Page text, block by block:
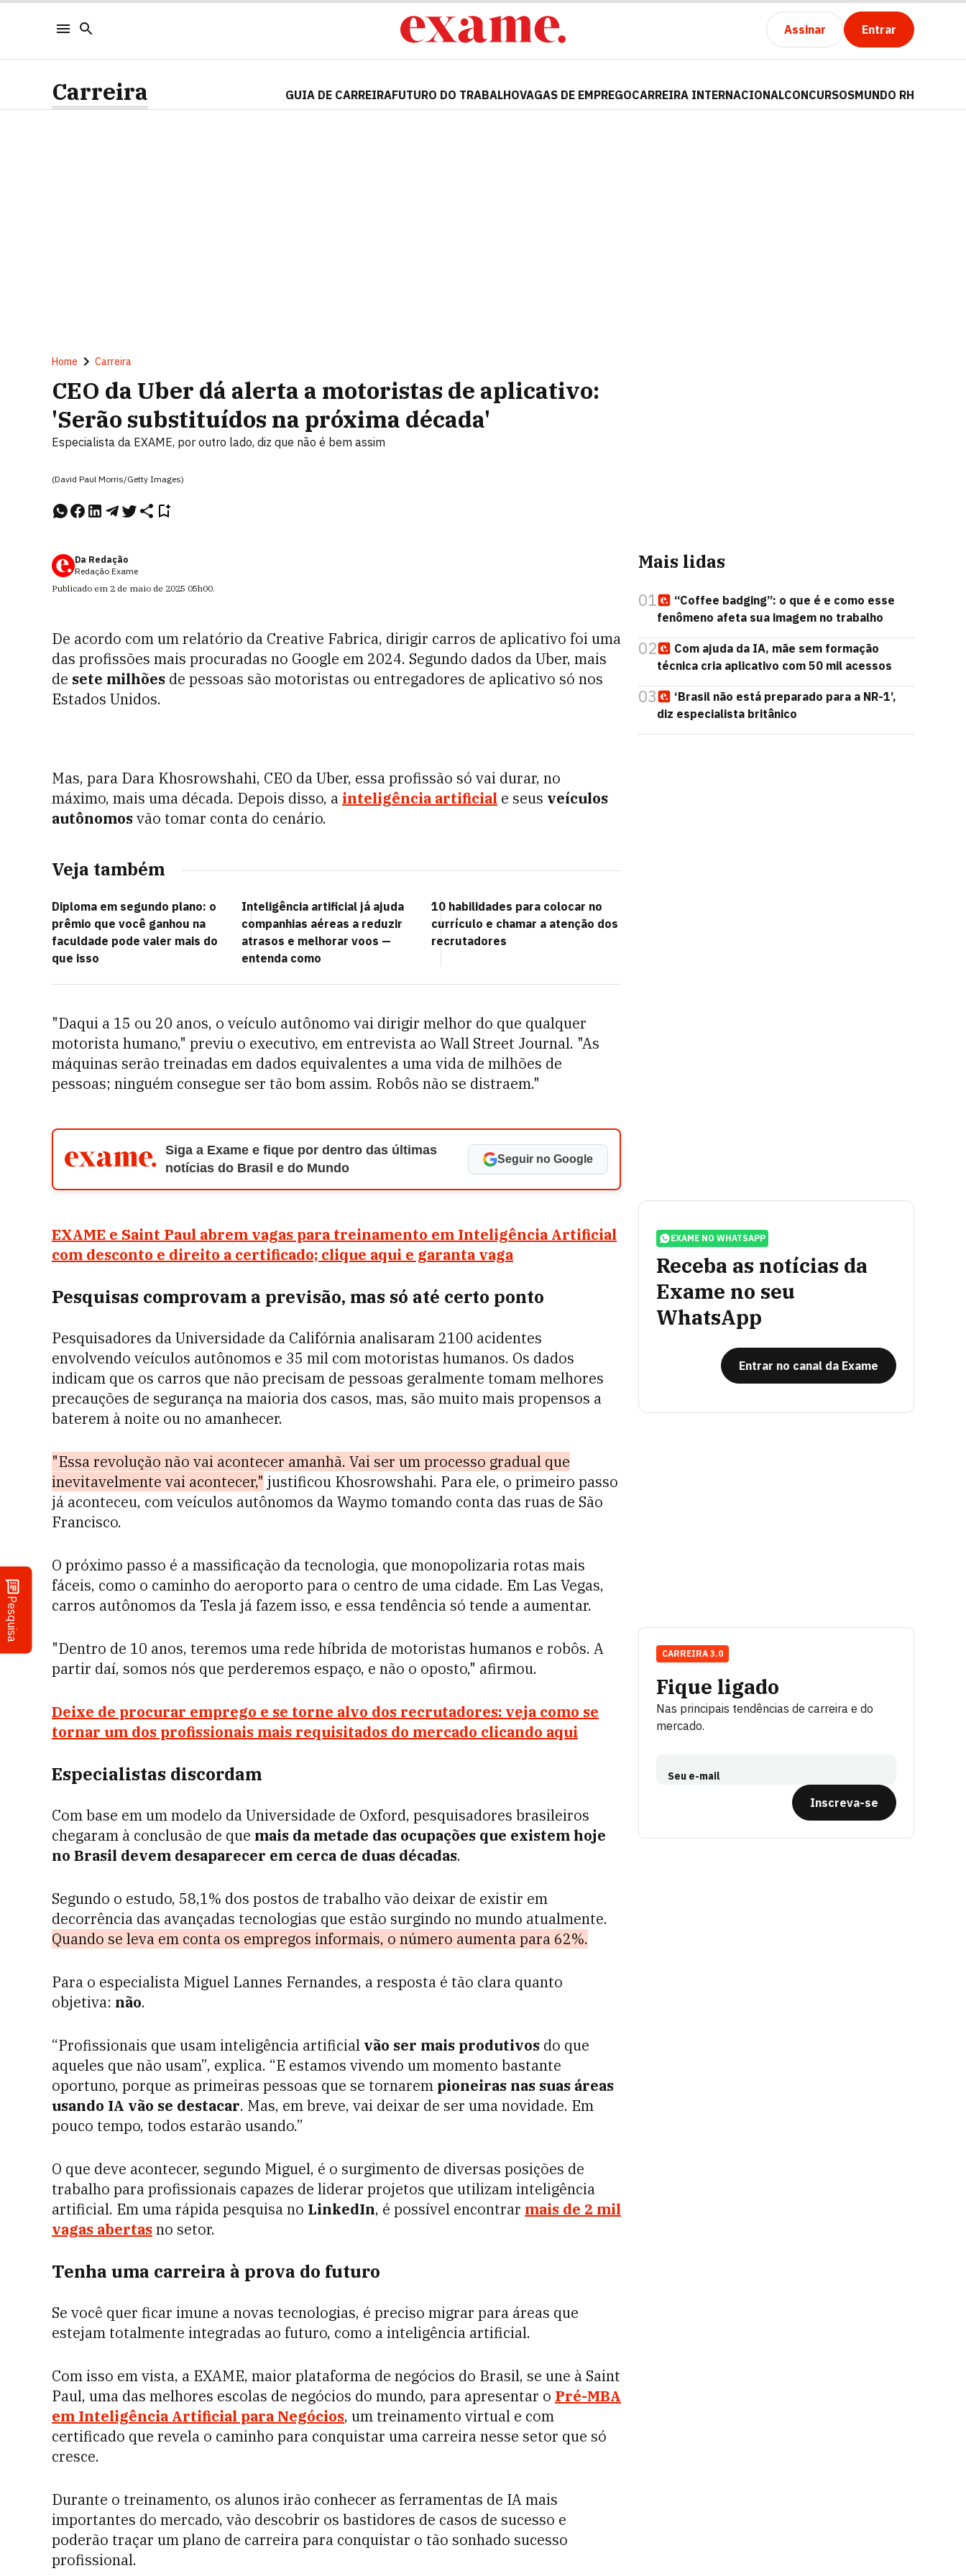
Assinar Entrar
Pesquisa
Carreira GUIA DE CARREIRAFUTURO DO TRABALHOVAGAS DE EMPREGOCARREIRA INTERNACIONALCONCURSOSMUNDO RH
Home Carreira
CEO da Uber dá alerta a motoristas de aplicativo:
'Serão substituídos na próxima década'
Especialista da EXAME, por outro lado, diz que não é bem assim
(David Paul Morris/Getty Images)
Da Redação
Redação Exame
Publicado em 2 de maio de 2025 05h00.
De acordo com um relatório da Creative Fabrica, dirigir carros de aplicativo foi uma
das profissões mais procuradas no Google em 2024. Segundo dados da Uber, mais
de sete milhões de pessoas são motoristas ou entregadores de aplicativo só nos
Estados Unidos.
Mas, para Dara Khosrowshahi, CEO da Uber, essa profissão só vai durar, no
máximo, mais uma década. Depois disso, a inteligência artificial e seus veículos
autônomosvão tomar conta do cenário.
Veja também
Diploma em segundo plano: o
prêmio que você ganhou na
faculdade pode valer mais do
que isso
Inteligência artificial já ajuda
companhias aéreas a reduzir
atrasos e melhorar voos —
entenda como
10 habilidades para colocar no
currículo e chamar a atenção dos
recrutadores
"Daqui a 15 ou 20 anos, o veículo autônomo vai dirigir melhor do que qualquer
motorista humano," previu o executivo, em entrevista ao Wall Street Journal. "As
máquinas serão treinadas em dados equivalentes a uma vida de milhões de
pessoas; ninguém consegue ser tão bom assim. Robôs não se distraem."
Siga a Exame e fique por dentro das últimas
notícias do Brasil e do Mundo
Seguir no Google
EXAME e Saint Paul abrem vagas para treinamento em Inteligência Artificial
com desconto e direito a certificado; clique aqui e garanta vaga
Pesquisas comprovam a previsão, mas só até certo ponto
Pesquisadores da Universidade da Califórnia analisaram 2100 acidentes
envolvendo veículos autônomos e 35 mil com motoristas humanos. Os dados
indicam que os carros que não precisam de pessoas geralmente tomam melhores
precauções de segurança na maioria dos casos, mas, são muito mais propensos a
baterem à noite ou no amanhecer.
"Essa revolução não vai acontecer amanhã. Vai ser um processo gradual que
inevitavelmente vai acontecer," justificou Khosrowshahi. Para ele, o primeiro passo
já aconteceu, com veículos autônomos da Waymo tomando conta das ruas de São
Francisco.
O próximo passo é a massificação da tecnologia, que monopolizaria rotas mais
fáceis, como o caminho do aeroporto para o centro de uma cidade. Em Las Vegas,
carros autônomos da Tesla já fazem isso, e essa tendência só tende a aumentar.
"Dentro de 10 anos, teremos uma rede híbrida de motoristas humanos e robôs. A
partir daí, somos nós que perderemos espaço, e não o oposto," afirmou.
Deixe de procurar emprego e se torne alvo dos recrutadores: veja como se
tornar um dos profissionais mais requisitados do mercado clicando aqui
Especialistas discordam
Com base em um modelo da Universidade de Oxford, pesquisadores brasileiros
chegaram à conclusão de que mais da metade das ocupações que existem hoje
no Brasil devem desaparecer em cerca de duas décadas.
Segundo o estudo, 58,1% dos postos de trabalho vão deixar de existir em
decorrência das avançadas tecnologias que estão surgindo no mundo atualmente.
Quando se leva em conta os empregos informais, o número aumenta para 62%.
Para o especialista Miguel Lannes Fernandes, a resposta é tão clara quanto
objetiva: não.
“Profissionais que usam inteligência artificial vão ser mais produtivos do que
aqueles que não usam”, explica. “E estamos vivendo um momento bastante
oportuno, porque as primeiras pessoas que se tornarem pioneiras nas suas áreas
usando IA vão se destacar. Mas, em breve, vai deixar de ser uma novidade. Em
pouco tempo, todos estarão usando.”
O que deve acontecer, segundo Miguel, é o surgimento de diversas posições de
trabalho para profissionais capazes de liderar projetos que utilizam inteligência
artificial. Em uma rápida pesquisa no LinkedIn, é possível encontrar mais de 2 mil
vagas abertasno setor.
Tenha uma carreira à prova do futuro
Se você quer ficar imune a novas tecnologias, é preciso migrar para áreas que
estejam totalmente integradas ao futuro, como a inteligência artificial.
Com isso em vista, a EXAME, maior plataforma de negócios do Brasil, se une à Saint
Paul, uma das melhores escolas de negócios do mundo, para apresentar o Pré-MBA
em Inteligência Artificial para Negócios, um treinamento virtual e com
certificado que revela o caminho para conquistar uma carreira nesse setor que só
cresce.
Durante o treinamento, os alunos irão conhecer as ferramentas de IA mais
importantes do mercado, vão descobrir os bastidores de casos de sucesso e
poderão traçar um plano de carreira para conquistar o tão sonhado sucesso
profissional.
Mais lidas
01
“Coffee badging”: o que é e como esse
fenômeno afeta sua imagem no trabalho
02
Com ajuda da IA, mãe sem formação
técnica cria aplicativo com 50 mil acessos
03
‘Brasil não está preparado para a NR-1’,
diz especialista britânico
EXAME NO WHATSAPP
Receba as notícias da
Exame no seu
WhatsApp
Entrar no canal da Exame
Fique ligado
Nas principais tendências de carreira e do
mercado.
Seu e-mail
Inscreva-se
CARREIRA 3.0